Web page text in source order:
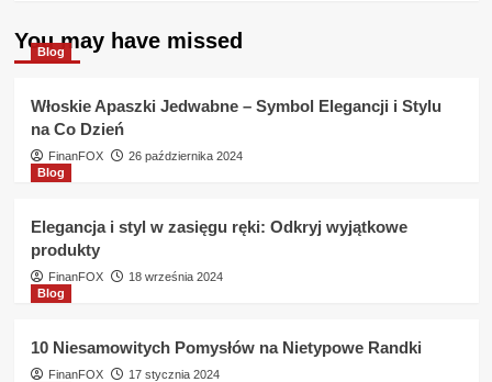
You may have missed
Blog
Włoskie Apaszki Jedwabne – Symbol Elegancji i Stylu
na Co Dzień
FinanFOX
26 października 2024
Blog
Elegancja i styl w zasięgu ręki: Odkryj wyjątkowe
produkty
FinanFOX
18 września 2024
Blog
10 Niesamowitych Pomysłów na Nietypowe Randki
FinanFOX
17 stycznia 2024